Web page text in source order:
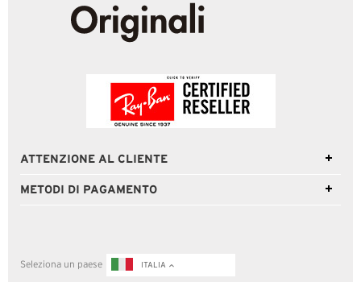
ATTENZIONE AL CLIENTE
METODI DI PAGAMENTO
Seleziona un paese ITALIA